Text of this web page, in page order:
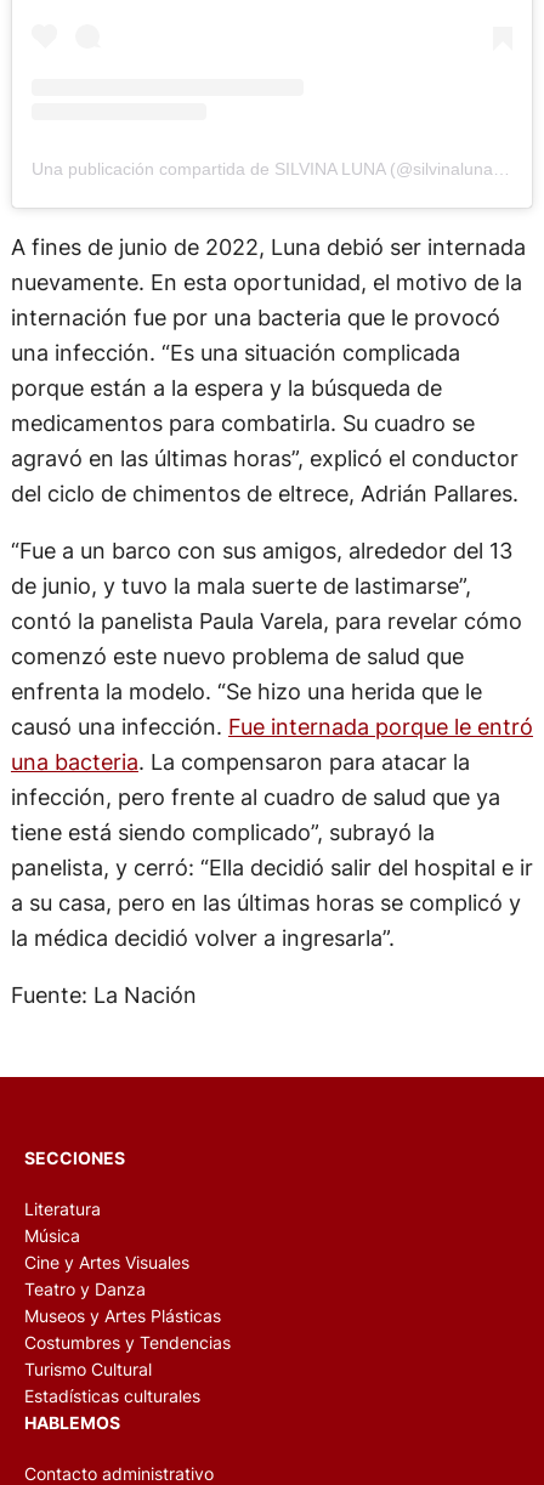
A fines de junio de 2022, Luna debió ser internada
nuevamente. En esta oportunidad, el motivo de la
internación fue por una bacteria que le provocó
una infección. “Es una situación complicada
porque están a la espera y la búsqueda de
medicamentos para combatirla. Su cuadro se
agravó en las últimas horas”, explicó el conductor
del ciclo de chimentos de eltrece, Adrián Pallares.
“Fue a un barco con sus amigos, alrededor del 13
de junio, y tuvo la mala suerte de lastimarse”,
contó la panelista Paula Varela, para revelar cómo
comenzó este nuevo problema de salud que
enfrenta la modelo. “Se hizo una herida que le
causó una infección. Fue internada porque le entró
una bacteria. La compensaron para atacar la
infección, pero frente al cuadro de salud que ya
tiene está siendo complicado”, subrayó la
panelista, y cerró: “Ella decidió salir del hospital e ir
a su casa, pero en las últimas horas se complicó y
la médica decidió volver a ingresarla”.
Fuente: La Nación
SECCIONES
Literatura
Música
Cine y Artes Visuales
Teatro y Danza
Museos y Artes Plásticas
Costumbres y Tendencias
Turismo Cultural
Estadísticas culturales
HABLEMOS
Contacto administrativo